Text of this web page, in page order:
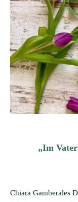
„Im
Chiara Gamberales